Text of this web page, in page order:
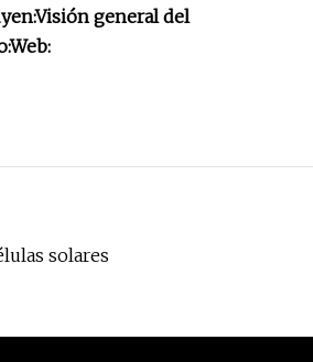
Visión general del
Web:
solares